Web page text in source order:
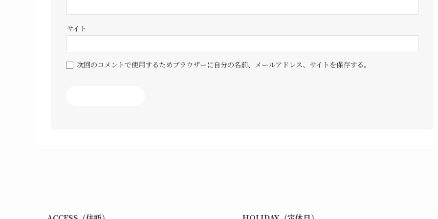
サイト
次回のコメントで使用するためブラウザーに自分の名前、メールアドレス、サイトを保存する。